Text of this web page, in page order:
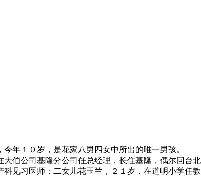
，是花家八男四女中所出的唯一男孩。 大
伯公司基隆分公司任总经理，长住基隆，偶尔回
见习医师；二女儿花玉兰，２１岁，在道明小学任